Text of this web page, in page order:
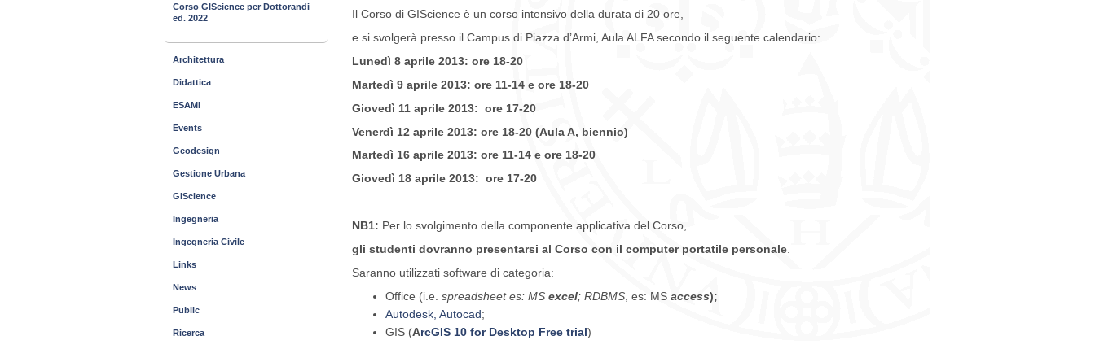
Il Corso di GIScience è un corso intensivo della durata di 20 ore,
e si svolgerà presso il Campus di Piazza d’Armi, Aula ALFA secondo il seguente calendario:
Lunedì 8 aprile 2013: ore 18-20
Martedì 9 aprile 2013: ore 11-14 e ore 18-20
Giovedì 11 aprile 2013: ore 17-20
Venerdì 12 aprile 2013: ore 18-20 (Aula A, biennio)
Martedì 16 aprile 2013: ore 11-14 e ore 18-20
Giovedì 18 aprile 2013: ore 17-20
NB1: Per lo svolgimento della componente applicativa del Corso,
gli studenti dovranno presentarsi al Corso con il computer portatile personale.
Saranno utilizzati software di categoria:
Office (i.e. spreadsheet es: MS excel; RDBMS, es: MS access);
Autodesk, Autocad;
GIS (ArcGIS 10 for Desktop Free trial)
Corso GIScience per Dottorandi
ed. 2022
Architettura
Didattica
ESAMI
Events
Geodesign
Gestione Urbana
GIScience
Ingegneria
Ingegneria Civile
Links
News
Public
Ricerca